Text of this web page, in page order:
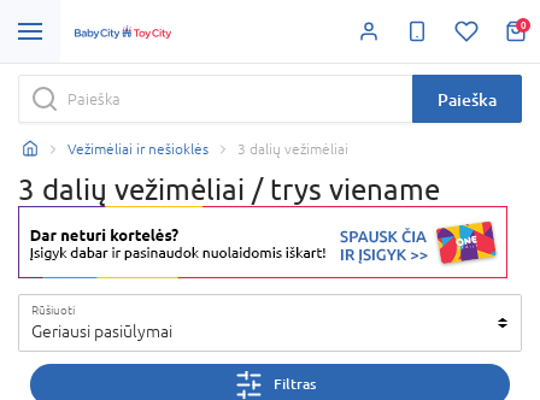
0
Paieška
Vežimėliai ir nešioklės 3 dalių vežimėliai
3 dalių vežimėliai / trys viename
Rūšiuoti
Geriausi pasiūlymai
Filtras